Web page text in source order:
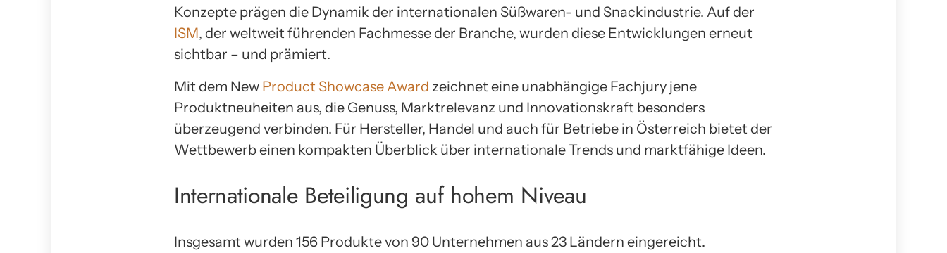
Konzepte prägen die Dynamik der internationalen Süßwaren- und Snackindustrie. Auf der
ISM, der weltweit führenden Fachmesse der Branche, wurden diese Entwicklungen erneut
sichtbar – und prämiert.
Mit dem New Product Showcase Award zeichnet eine unabhängige Fachjury jene
Produktneuheiten aus, die Genuss, Marktrelevanz und Innovationskraft besonders
überzeugend verbinden. Für Hersteller, Handel und auch für Betriebe in Österreich bietet der
Wettbewerb einen kompakten Überblick über internationale Trends und marktfähige Ideen.
Internationale Beteiligung auf hohem Niveau
Insgesamt wurden 156 Produkte von 90 Unternehmen aus 23 Ländern eingereicht.